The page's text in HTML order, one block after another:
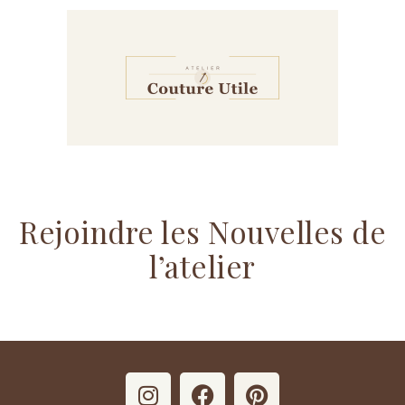
Rejoindre les Nouvelles de
l’atelier